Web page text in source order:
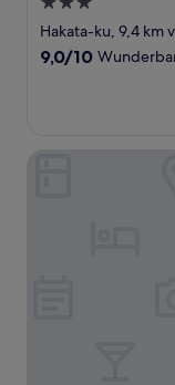
Sterne-
Unterkunft
Hakata-ku, 9,4 km
9.0
Bewertungen)
9,0/10